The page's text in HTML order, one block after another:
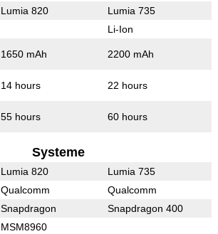
Lumia 820 Lumia 735
Li-Ion
1650 mAh 2200 mAh
14 hours 22 hours
55 hours 60 hours
Systeme
Lumia 820 Lumia 735
Qualcomm Qualcomm
Snapdragon Snapdragon 400
MSM8960